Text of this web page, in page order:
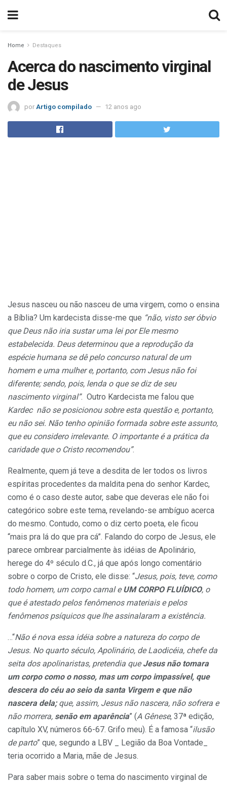
Home Destaques
Acerca do nascimento virginal
de Jesus
por Artigo compilado 12 anos ago
Jesus nasceu ou não nasceu de uma virgem, como o ensina
a Bíblia? Um kardecista disse-me que “não, visto ser óbvio
que Deus não iria sustar uma lei por Ele mesmo
estabelecida. Deus determinou que a reprodução da
espécie humana se dê pelo concurso natural de um
homem e uma mulher e, portanto, com Jesus não foi
diferente; sendo, pois, lenda o que se diz de seu
nascimento virginal”. Outro Kardecista me falou que
Kardec não se posicionou sobre esta questão e, portanto,
eu não sei. Não tenho opinião formada sobre este assunto,
que eu considero irrelevante. O importante é a prática da
caridade que o Cristo recomendou”.
Realmente, quem já teve a desdita de ler todos os livros
espíritas procedentes da maldita pena do senhor Kardec,
como é o caso deste autor, sabe que deveras ele não foi
categórico sobre este tema, revelando-se ambíguo acerca
do mesmo. Contudo, como o diz certo poeta, ele ficou
“mais pra lá do que pra cá”. Falando do corpo de Jesus, ele
parece ombrear parcialmente às idéias de Apolinário,
herege do 4º século d.C., já que após longo comentário
sobre o corpo de Cristo, ele disse: “Jesus, pois, teve, como
todo homem, um corpo carnal eUM CORPO FLUÍDICO, o
que é atestado pelos fenômenos materiais e pelos
fenômenos psíquicos que lhe assinalaram a existência.
…“Não é nova essa idéia sobre a natureza do corpo de
Jesus. No quarto século, Apolinário, de Laodicéia, chefe da
seita dos apolinaristas, pretendia queJesus não tomara
um corpo como o nosso, mas um corpo impassível, que
descera do céu ao seio da santa Virgem e que não
nascera dela;que, assim, Jesus não nascera, não sofrera e
não morrera, senão em aparência” (A Gênese, 37ª edição,
capítulo XV, números 66-67. Grifo meu). É a famosa “ilusão
de parto” que, segundo a LBV _ Legião da Boa Vontade_
teria ocorrido a Maria, mãe de Jesus.
Para saber mais sobre o tema do nascimento virginal de